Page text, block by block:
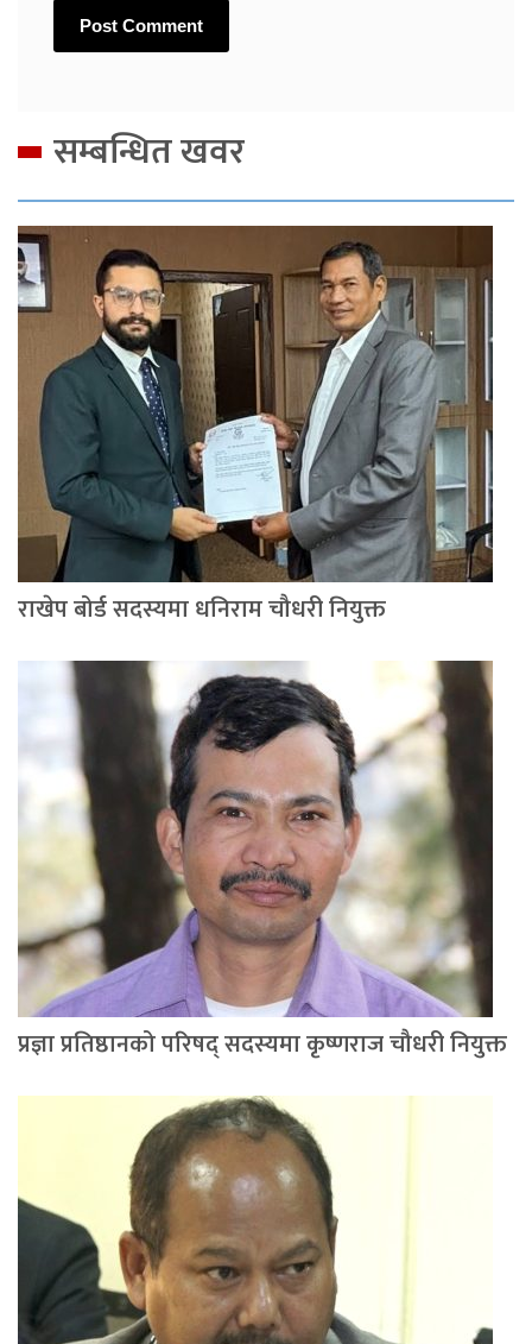
सम्बन्धित खवर
राखेप बोर्ड सदस्यमा धनिराम चौधरी नियुक्त
प्रज्ञा प्रतिष्ठानको परिषद् सदस्यमा कृष्णराज चौधरी नियुक्त